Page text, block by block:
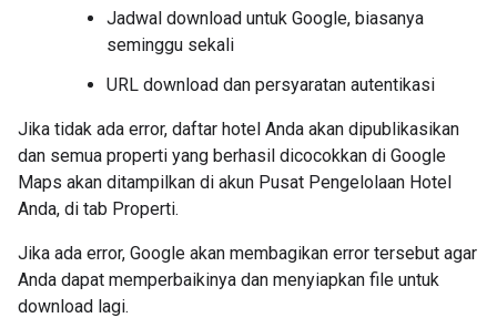
Jadwal download untuk Google, biasanya
seminggu sekali
URL download dan persyaratan autentikasi
Jika tidak ada error, daftar hotel Anda akan dipublikasikan
dan semua properti yang berhasil dicocokkan di Google
Maps akan ditampilkan di akun Pusat Pengelolaan Hotel
Anda, di tab Properti.
Jika ada error, Google akan membagikan error tersebut agar
Anda dapat memperbaikinya dan menyiapkan file untuk
download lagi.